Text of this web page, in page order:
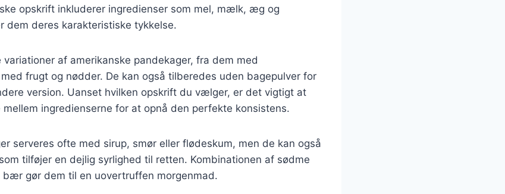
opskrift inkluderer ingredienser som mel, mælk, æg og
dem deres karakteristiske tykkelse.
af amerikanske pandekager, fra dem med
frugt og nødder. De kan også tilberedes uden bagepulver for
version. Uanset hvilken opskrift du vælger, er det vigtigt at
ingredienserne for at opnå den perfekte konsistens.
serveres ofte med sirup, smør eller flødeskum, men de kan også
tilføjer en dejlig syrlighed til retten. Kombinationen af sødme
gør dem til en uovertruffen morgenmad.